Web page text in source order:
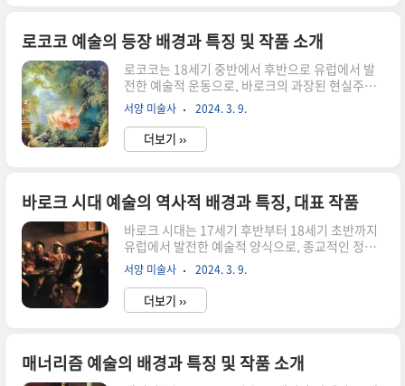
일어난 중요한 예술적 운동으로 프랑스혁명과 아메
리카의 독립운동이 일어난 시기에 발생하였습니
다. 이것은 다양한 역사적, 사회적, 정치적 요인들
에 의해 영향을 받았습니다. 이러한 역사적 배경은
유럽 사회의 변화와 혁명적 에너지에 영향을 받아
신고전주의의 발전을 촉진시켰습니다. 1. 사회적
배경 - 고전주의적 회귀 신고..
로코코 예술의 등장 배경과 특징 및 작품 소개
로코코는 18세기 중반에서 후반으로 유럽에서 발
전한 예술적 운동으로, 바로크의 과장된 현실주의
를 떠나서 고귀한 풍경과 우아한 장면, 미적인 아름
다움을 강조하는 경향을 가졌습니다. 이러한 운동
은 다음과 같은 역사적 배경과 예술적 특징을 가지
고 있습니다. 로코코의 등장 배경 로코코는 프랑스
문화적 활동이 확산되었던 시기였습니다. 이 시기
에는 루이 14세 시대의 엄격한 식민양식을 벗어나
고자 하는 욕구가 생겨났고, 이에 따라 로코코 예술
은 우아하고 경쾌한 분위기로 변화하게 되었습니
다. 로코코 예술은 18세기 중반에서 후반의 유럽 예
술 운동으로, 프랑스를 중심으로 발전했습니다. 이
운동은 다음과 같은 역사적 배경을 ..
서양 미술사 2024. 3. 9.
더보기 ››
바로크 시대 예술의 역사적 배경과 특징, 대표 작품
바로크 시대는 17세기 후반부터 18세기 초반까지
유럽에서 발전한 예술적 양식으로, 종교적인 정교
함과 개인적인 정열을 결합한 특징적인 양식입니
다. 이 시기의 발전 배경으로는 다음과 같은 요소들
이 있습니다 바로크 시대 예술 발전의 역사적 배경
가톨릭 개혁과 분열 신교 개혁으로 인해 프로테스
자 했습니다. - 교회의 부흥 바로크 시대에는 교회
의 부흥이 일어나면서, 교회 건축과 예술이 중요한
서양 미술사 2024. 3. 9.
더보기 ››
매너리즘 예술의 배경과 특징 및 작품 소개